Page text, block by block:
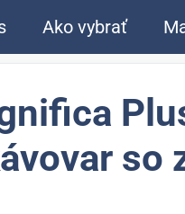
Ako vybrať
so